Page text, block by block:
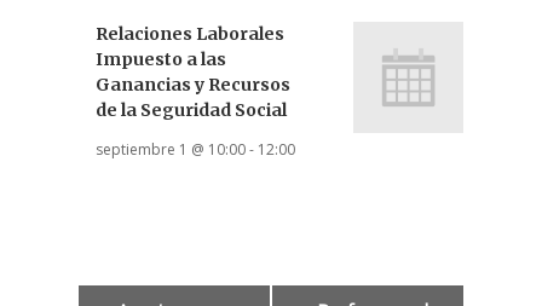
Relaciones Laborales
Impuesto a las
Ganancias y Recursos
de la Seguridad Social
septiembre 1 @ 10:00- 12:00